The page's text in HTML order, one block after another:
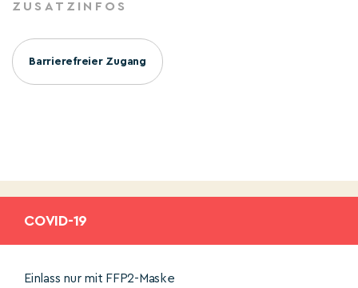
ZUSATZINFOS
Barrierefreier Zugang
COVID-19
Einlass nur mit FFP2-Maske